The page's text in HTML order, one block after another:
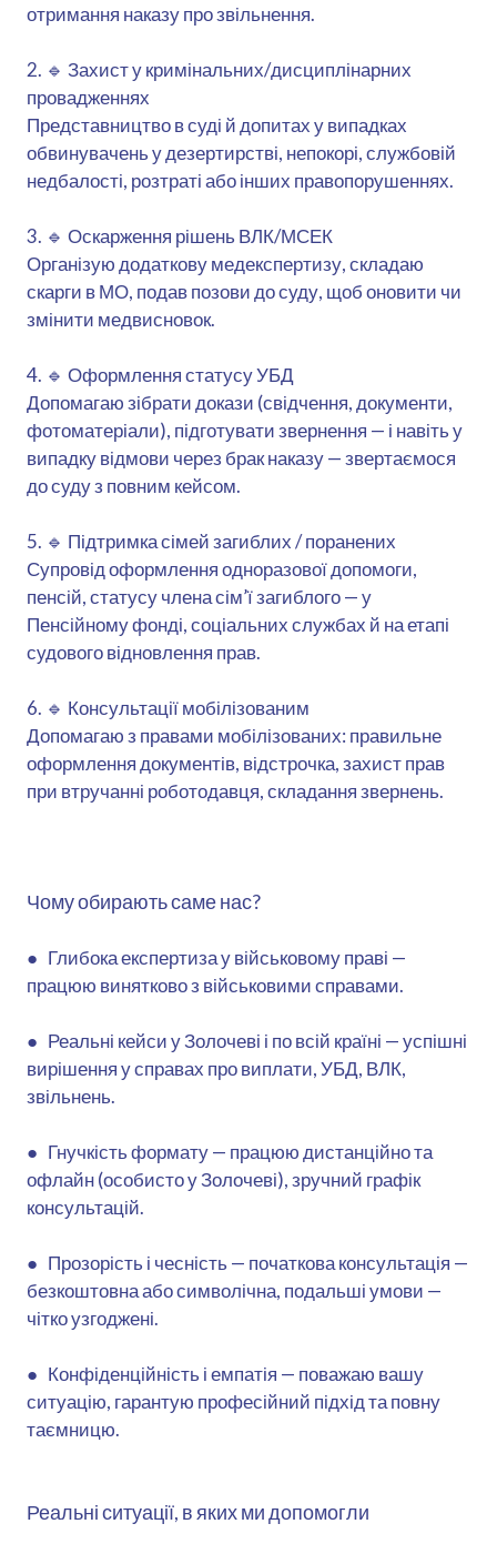
отримання наказу про звільнення.
2. 🔹 Захист у кримінальних/дисциплінарних
провадженнях
Представництво в суді й допитах у випадках
обвинувачень у дезертирстві, непокорі, службовій
недбалості, розтраті або інших правопорушеннях.
3. 🔹 Оскарження рішень ВЛК/МСЕК
Організую додаткову медекспертизу, складаю
скарги в МО, подав позови до суду, щоб оновити чи
змінити медвисновок.
4. 🔹 Оформлення статусу УБД
Допомагаю зібрати докази (свідчення, документи,
фотоматеріали), підготувати звернення — і навіть у
випадку відмови через брак наказу — звертаємося
до суду з повним кейсом.
5. 🔹 Підтримка сімей загиблих / поранених
Супровід оформлення одноразової допомоги,
пенсій, статусу члена сім’ї загиблого — у
Пенсійному фонді, соціальних службах й на етапі
судового відновлення прав.
6. 🔹 Консультації мобілізованим
Допомагаю з правами мобілізованих: правильне
оформлення документів, відстрочка, захист прав
при втручанні роботодавця, складання звернень.
Чому обирають саме нас?
● Глибока експертиза у військовому праві —
працюю винятково з військовими справами.
● Реальні кейси у Золочеві і по всій країні — успішні
вирішення у справах про виплати, УБД, ВЛК,
звільнень.
● Гнучкість формату — працюю дистанційно та
офлайн (особисто у Золочеві), зручний графік
консультацій.
● Прозорість і чесність — початкова консультація —
безкоштовна або символічна, подальші умови —
чітко узгоджені.
● Конфіденційність і емпатія — поважаю вашу
ситуацію, гарантую професійний підхід та повну
таємницю.
Реальні ситуації, в яких ми допомогли